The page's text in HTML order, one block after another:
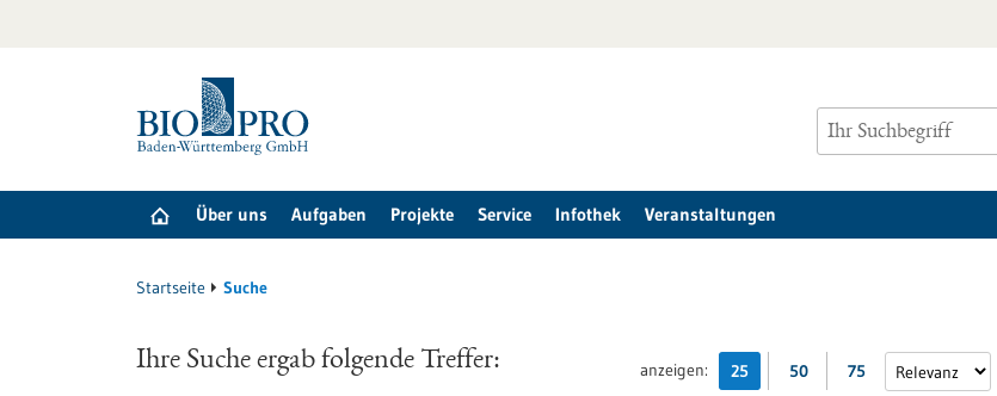
Über uns Aufgaben Projekte Service Infothek Veranstaltungen
Startseite Suche
anzeigen: 25 50 75
Ihre Suche ergab folgende Treffer: